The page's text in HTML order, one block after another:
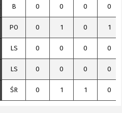
B 0 0 0 0
PO 0 1 0 1
LS 0 0 0 0
LS 0 0 0 0
ŚR 0 1 1 0